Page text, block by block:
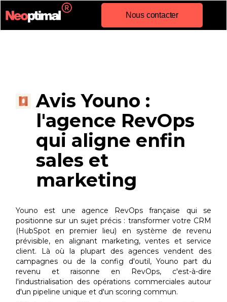
Nous contacter
Avis Youno :
l'agence RevOps
qui aligne enfin
sales et
marketing
Youno est une agence RevOps française qui se
positionne sur un sujet précis : transformer votre CRM
(HubSpot en premier lieu) en système de revenu
prévisible, en alignant marketing, ventes et service
client. Là où la plupart des agences vendent des
campagnes ou de la config d'outil, Youno part du
revenu et raisonne en RevOps, c'est-à-dire
l'industrialisation des opérations commerciales autour
d'un pipeline unique et d'un scoring commun.